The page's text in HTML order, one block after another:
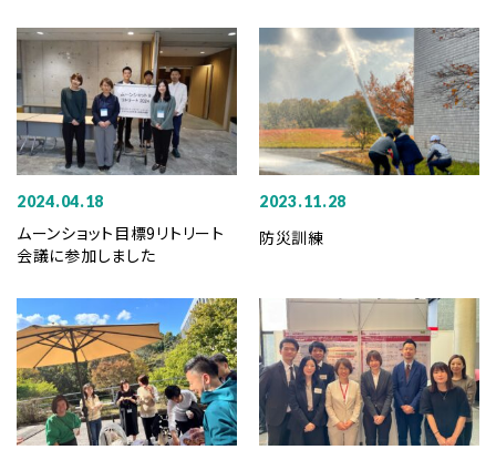
2024.04.18
ムーンショット目標9リトリート
会議に参加しました
2023.11.28
防災訓練